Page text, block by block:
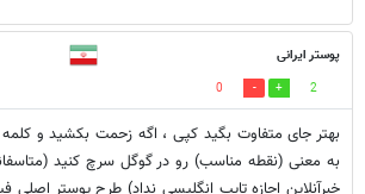
پوستر ایرانی
2
0
بهتر جای متفاوت بگید کپی ، اگه زحمت بکشید و کلمه
به معنی (نقطه مناسب) رو در گوگل سرچ کنید